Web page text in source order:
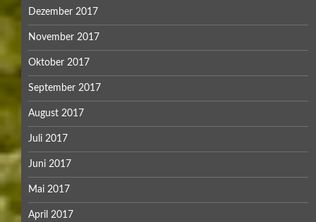
Dezember 2017
November 2017
Oktober 2017
September 2017
August 2017
Juli 2017
Juni 2017
Mai 2017
April 2017